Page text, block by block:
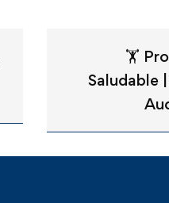
🏋️
Saludable